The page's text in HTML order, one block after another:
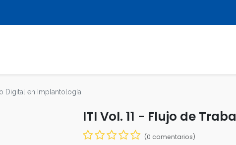
Digital en Implantología
ITI Vol. 11 - Flujo de
(0 comentarios)